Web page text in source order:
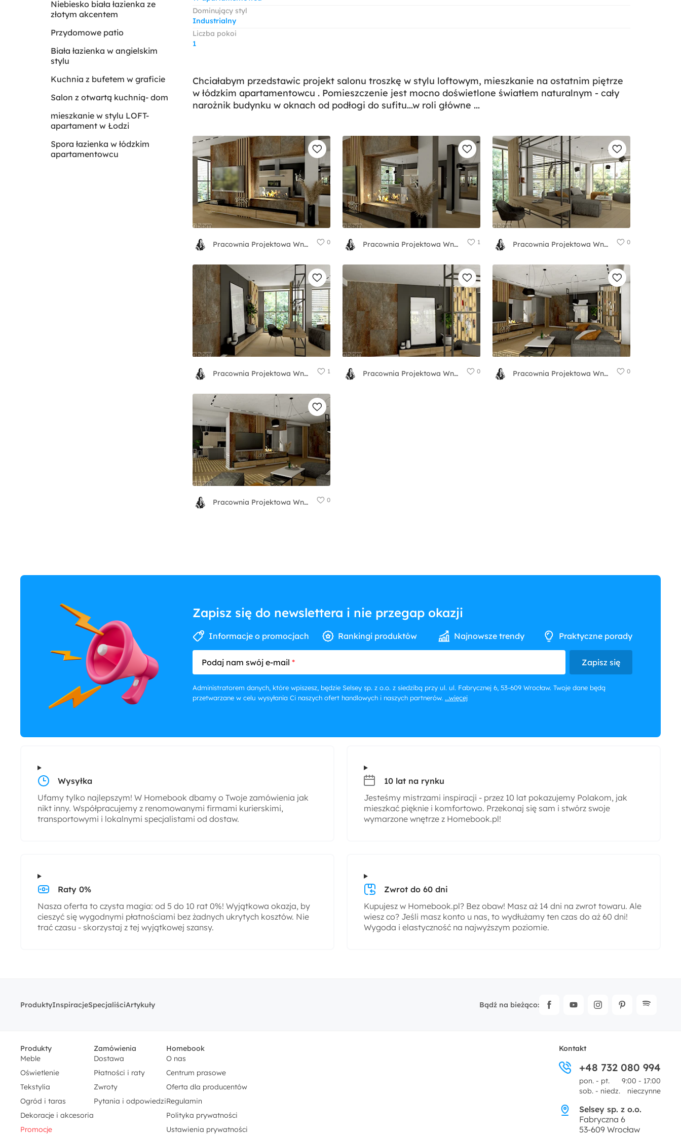
Dominujący styl
Industrialny
Liczba pokoi
1
Chciałabym przedstawic projekt salonu troszkę w stylu loftowym, mieszkanie na ostatnim piętrze
w łódzkim apartamentowcu . Pomieszczenie jest mocno doświetlone światłem naturalnym - cały
narożnik budynku w oknach od podłogi do sufitu...w roli główne ...
Pracownia Projektowa WnętrzaBBM 0 Pracownia Projektowa WnętrzaBBM 1 Pracownia Projektowa WnętrzaBBM 0
Pracownia Projektowa WnętrzaBBM 1 Pracownia Projektowa WnętrzaBBM 0 Pracownia Projektowa WnętrzaBBM 0
Pracownia Projektowa WnętrzaBBM 0
Niebiesko biała łazienka ze
złotym akcentem
Przydomowe patio
Biała łazienka w angielskim
stylu
Kuchnia z bufetem w graficie
Salon z otwartą kuchnią- dom
mieszkanie w stylu LOFT-
apartament w Łodzi
Spora łazienka w łódzkim
apartamentowcu
Zapisz się do newslettera i nie przegap okazji
Informacje o promocjach Rankingi produktów Najnowsze trendy Praktyczne porady
Podaj nam swój e-mail Zapisz się
Administratorem danych, które wpiszesz, będzie Selsey sp. z o.o. z siedzibą przy ul. ul. Fabrycznej 6, 53-609 Wrocław. Twoje dane będą
przetwarzane w celu wysyłania Ci naszych ofert handlowych i naszych partnerów. ...więcej
Wysyłka
Ufamy tylko najlepszym! W Homebook dbamy o Twoje zamówienia jak
nikt inny. Współpracujemy z renomowanymi firmami kurierskimi,
transportowymi i lokalnymi specjalistami od dostaw.
10 lat na rynku
Jesteśmy mistrzami inspiracji - przez 10 lat pokazujemy Polakom, jak
mieszkać pięknie i komfortowo. Przekonaj się sam i stwórz swoje
wymarzone wnętrze z Homebook.pl!
Raty 0%
Nasza oferta to czysta magia: od 5 do 10 rat 0%! Wyjątkowa okazja, by
cieszyć się wygodnymi płatnościami bez żadnych ukrytych kosztów. Nie
trać czasu - skorzystaj z tej wyjątkowej szansy.
Zwrot do 60 dni
Kupujesz w Homebook.pl? Bez obaw! Masz aż 14 dni na zwrot towaru. Ale
wiesz co? Jeśli masz konto u nas, to wydłużamy ten czas do aż 60 dni!
Wygoda i elastyczność na najwyższym poziomie.
ProduktyInspiracjeSpecjaliściArtykuły Bądź na bieżąco:
Produkty
Meble
Oświetlenie
Tekstylia
Ogród i taras
Dekoracje i akcesoria
Promocje
Zamówienia
Dostawa
Płatności i raty
Zwroty
Pytania i odpowiedzi
Homebook
O nas
Centrum prasowe
Oferta dla producentów
Regulamin
Polityka prywatności
Ustawienia prywatności
Kontakt
+48 732 080 994
pon. - pt.
9:00 - 17:00
sob. - niedz.
nieczynne
Selsey sp. z o.o.
Fabryczna 6
53-609 Wrocław